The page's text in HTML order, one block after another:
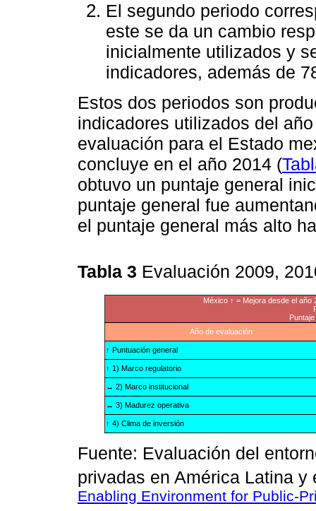
El segundo periodo
este se da un cambio
inicialmente utilizados y
indicadores, además de
Estos dos periodos son
indicadores utilizados del
evaluación para el Estado
concluye en el año 2014 (
obtuvo un puntaje general
puntaje general fue
el puntaje general más alto
Tabla 3 Evaluación 2009,
México ↑ = Mejora desde el
Año de evaluación
↑ Puntuación general
↑ 1) Marco regulatorio
↔ 2) Marco institucional
↔ 3) Madurez operativa
↑ 4) Clima de inversión
Fuente: Evaluación del
privadas en América Latina
Enabling Environment for Public-